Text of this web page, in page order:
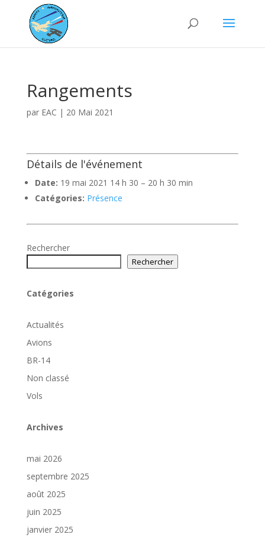
Rangements
par EAC | 20 Mai 2021
Détails de l'événement
Date: 19 mai 2021 14 h 30 – 20 h 30 min
Catégories: Présence
Rechercher
Rechercher
Catégories
Actualités
Avions
BR-14
Non classé
Vols
Archives
mai 2026
septembre 2025
août 2025
juin 2025
janvier 2025